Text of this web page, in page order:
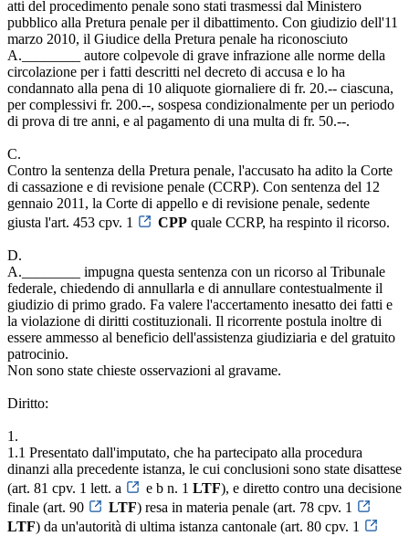
atti del procedimento penale sono stati trasmessi dal Ministero
pubblico alla Pretura penale per il dibattimento. Con giudizio dell'11
marzo 2010, il Giudice della Pretura penale ha riconosciuto
A.________ autore colpevole di grave infrazione alle norme della
circolazione per i fatti descritti nel decreto di accusa e lo ha
condannato alla pena di 10 aliquote giornaliere di fr. 20.-- ciascuna,
per complessivi fr. 200.--, sospesa condizionalmente per un periodo
di prova di tre anni, e al pagamento di una multa di fr. 50.--.
C.
Contro la sentenza della Pretura penale, l'accusato ha adito la Corte
di cassazione e di revisione penale (CCRP). Con sentenza del 12
gennaio 2011, la Corte di appello e di revisione penale, sedente
giusta l'art. 453 cpv. 1
CPP quale CCRP, ha respinto il ricorso.
D.
A.________ impugna questa sentenza con un ricorso al Tribunale
federale, chiedendo di annullarla e di annullare contestualmente il
giudizio di primo grado. Fa valere l'accertamento inesatto dei fatti e
la violazione di diritti costituzionali. Il ricorrente postula inoltre di
essere ammesso al beneficio dell'assistenza giudiziaria e del gratuito
patrocinio.
Non sono state chieste osservazioni al gravame.
Diritto:
1.
1.1 Presentato dall'imputato, che ha partecipato alla procedura
dinanzi alla precedente istanza, le cui conclusioni sono state disattese
(art. 81 cpv. 1 lett. a
e b n. 1 LTF), e diretto contro una decisione
finale (art. 90
LTF) resa in materia penale (art. 78 cpv. 1
LTF) da un'autorità di ultima istanza cantonale (art. 80 cpv. 1